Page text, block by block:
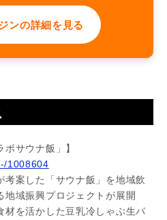
ンの詳細を見る
ボサウナ飯」】
1008604
考案した「サウナ飯」を地域飲
地域振興プロジェクトが展開
材を活かした豆乳冷しゃぶ生パ